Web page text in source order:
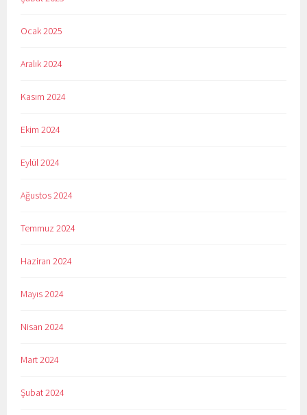
Ocak 2025
Aralık 2024
Kasım 2024
Ekim 2024
Eylül 2024
Ağustos 2024
Temmuz 2024
Haziran 2024
Mayıs 2024
Nisan 2024
Mart 2024
Şubat 2024